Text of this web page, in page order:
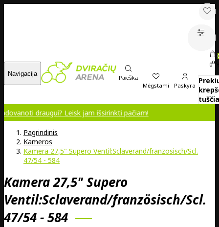
Navigacija
Paieška
Mėgstami Paskyra
000
Leisk jam išsirinkti pačiam!
Pagrindinis
Kameros
Kamera 27,5" Supero Ventil:Sclaverand/französisch/Scl.
47/54 - 584
Kamera 27,5" Supero
Ventil:Sclaverand/französisch/Scl.
47/54 - 584